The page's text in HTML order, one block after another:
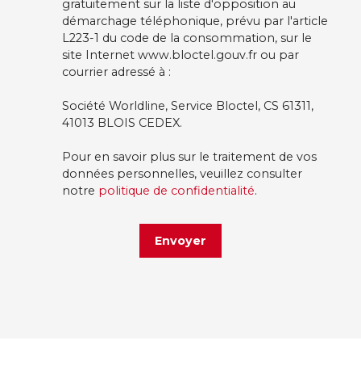
gratuitement sur la liste d'opposition au
démarchage téléphonique, prévu par l'article
L223-1 du code de la consommation, sur le
site Internet www.bloctel.gouv.fr ou par
courrier adressé à :
Société Worldline, Service Bloctel, CS 61311,
41013 BLOIS CEDEX.
Pour en savoir plus sur le traitement de vos
données personnelles, veuillez consulter
notre politique de confidentialité.
Envoyer